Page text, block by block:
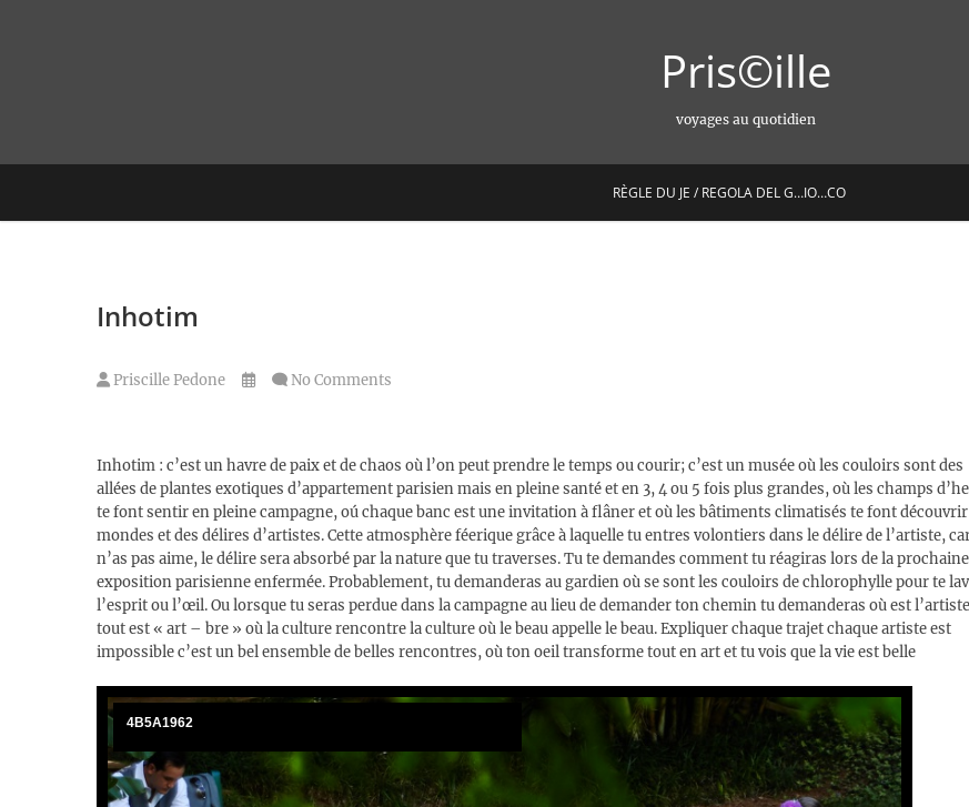
Pris©ille
voyages au quotidien
RÈGLE DU JE / REGOLA DEL G…IO…CO
Inhotim
Priscille Pedone No Comments
Inhotim : c’est un havre de paix et de chaos où l’on peut prendre le temps ou courir; c’est un musée où les couloirs sont des
allées de plantes exotiques d’appartement parisien mais en pleine santé et en 3, 4 ou 5 fois plus grandes, où les champs
te font sentir en pleine campagne, oú chaque banc est une invitation à flâner et où les bâtiments climatisés te font découvrir
mondes et des délires d’artistes. Cette atmosphère féerique grâce à laquelle tu entres volontiers dans le délire de l’artiste,
n’as pas aime, le délire sera absorbé par la nature que tu traverses. Tu te demandes comment tu réagiras lors de la prochaine
exposition parisienne enfermée. Probablement, tu demanderas au gardien où se sont les couloirs de chlorophylle pour te
l’esprit ou l’œil. Ou lorsque tu seras perdue dans la campagne au lieu de demander ton chemin tu demanderas où est
tout est « art – bre » où la culture rencontre la culture où le beau appelle le beau. Expliquer chaque trajet chaque artiste est
impossible c’est un bel ensemble de belles rencontres, où ton oeil transforme tout en art et tu vois que la vie est belle
4B5A1962